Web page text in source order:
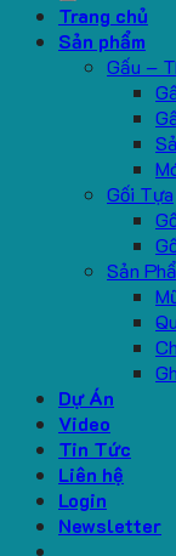
Trang chủ
Sản phẩm
Gấu –
Gối Tựa
Sản
Dự Án
Video
Tin Tức
Liên hệ
Login
Newsletter